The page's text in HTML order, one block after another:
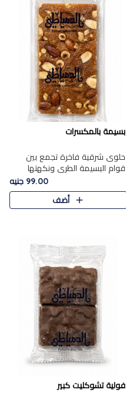
بسيمة بالمكسرات
حلوى شرقية فاخرة تجمع بين
قوام البسيمة الطري ونكهتها
الغنية، مزينة بتشكيلة مختارة من
اللوز والبندق والمكسرات الفاخرة.
مزيج متوازن من القوام ..
99.00 جنيه
أضف
فولية تشوكليت كبير